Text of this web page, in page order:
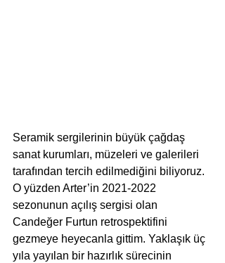
Seramik sergilerinin büyük çağdaş
sanat kurumları, müzeleri ve galerileri
tarafından tercih edilmediğini biliyoruz.
O yüzden Arter’in 2021-2022
sezonunun açılış sergisi olan
Candeğer Furtun retrospektifini
gezmeye heyecanla gittim. Yaklaşık üç
yıla yayılan bir hazırlık sürecinin